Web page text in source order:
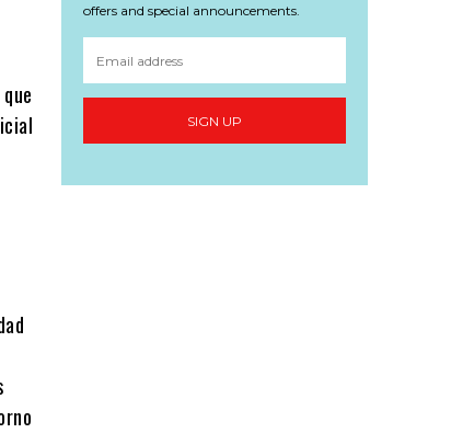
offers and special announcements.
SIGN UP